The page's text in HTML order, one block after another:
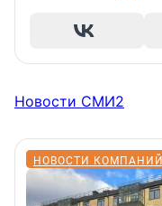
Новости СМИ2
НОВОСТИ КОМПАНИЙ